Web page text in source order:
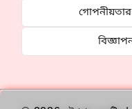
গোপনীয়তার